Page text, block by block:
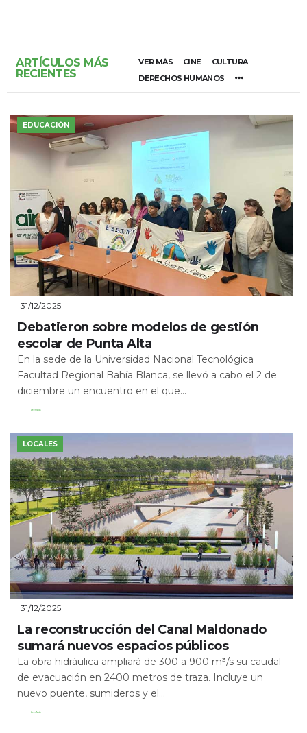
ARTÍCULOS MÁS
RECIENTES
VER MÁS CINE
CULTURA
DERECHOS HUMANOS
EDUCACIÓN
31/12/2025
Debatieron sobre modelos de gestión
escolar de Punta Alta
En la sede de la Universidad Nacional Tecnológica
Facultad Regional Bahía Blanca, se llevó a cabo el 2 de
diciembre un encuentro en el que...
Leer Más
LOCALES
31/12/2025
La reconstrucción del Canal Maldonado
sumará nuevos espacios públicos
La obra hidráulica ampliará de 300 a 900 m³/s su caudal
de evacuación en 2400 metros de traza. Incluye un
nuevo puente, sumideros y el...
Leer Más